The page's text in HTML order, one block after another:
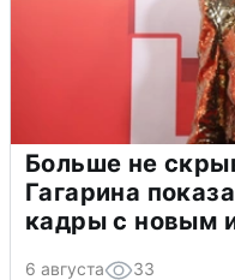
Больше не
Гагарина
кадры с новым
6 августа 33